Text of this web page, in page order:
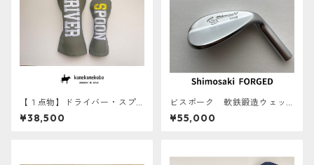
【１点物】ドライバー・スプ
ーン用ヘッドカバー『DRIVE
R・SPOON』 防水加工羊
¥38,500
ビスポーク 軟鉄鍛造ウェッ
ジ【地クラブ シモサキゴルフ
下崎一夫氏 研磨】
¥55,000